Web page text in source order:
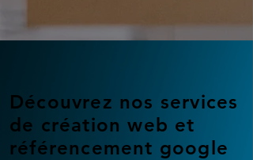
Découvrez nos services
de création web et
référencement google